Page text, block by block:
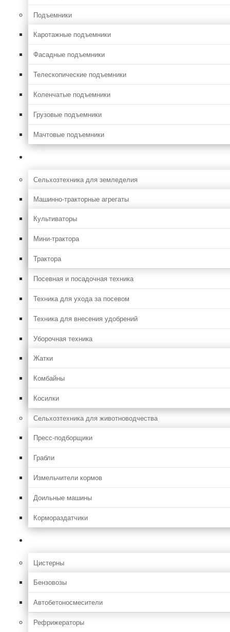
Подъемники
Каротажные подъемники
Фасадные подъемники
Телескопические подъемники
Коленчатые подъемники
Грузовые подъемники
Мачтовые подъемники
Сельхозтехника для земледелия
Машинно-тракторные агрегаты
Культиваторы
Мини-трактора
Трактора
Посевная и посадочная техника
Техника для ухода за посевом
Техника для внесения удобрений
Уборочная техника
Жатки
Комбайны
Косилки
Сельхозтехника для животноводчества
Пресс-подборщики
Грабли
Измельчители кормов
Доильные машины
Кормораздатчики
Цистерны
Бензовозы
Автобетоносмесители
Рефрижераторы